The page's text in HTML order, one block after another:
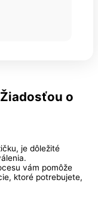
o
je dôležité
vám pomôže
ktoré potrebujete,